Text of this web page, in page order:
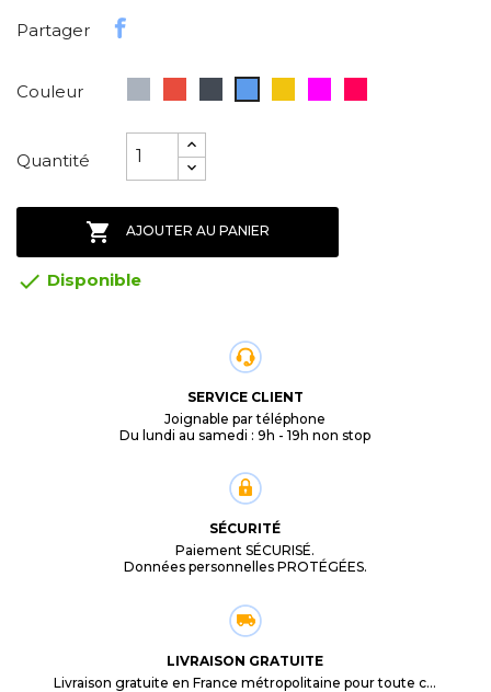
Partager
Couleur
Quantité
 AJOUTER AU PANIER
 Disponible
SERVICE CLIENT
Joignable par téléphone
Du lundi au samedi : 9h - 19h non stop
SÉCURITÉ
Paiement SÉCURISÉ.
Données personnelles PROTÉGÉES.
LIVRAISON GRATUITE
Livraison gratuite en France métropolitaine pour toute commande supérieure à 29,90€.